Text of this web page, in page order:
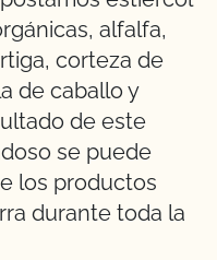
alfalfa,
corteza de
de caballo y
de este
se puede
los productos
durante toda la